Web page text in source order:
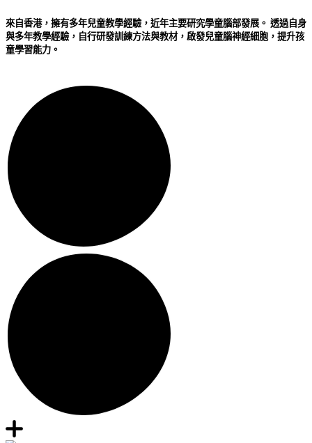
來自香港，擁有多年兒童教學經驗，近年主要研究學童腦部發展。 透過自身
與多年教學經驗，自行研發訓練方法與教材，啟發兒童腦神經細胞，提升孩
童學習能力。